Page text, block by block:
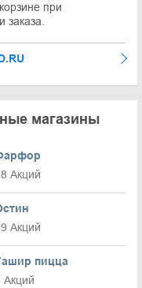
при
магазины
Акций
Акций
пицца
Акций